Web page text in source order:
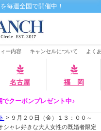
毎週全国で開催中！
ー内容 キャンセルについて よく
名古屋 福 岡
でクーポンプレゼント中♪
> ９月２０日（金）１３：００～
シャレ好きな大人女性の既婚者限定